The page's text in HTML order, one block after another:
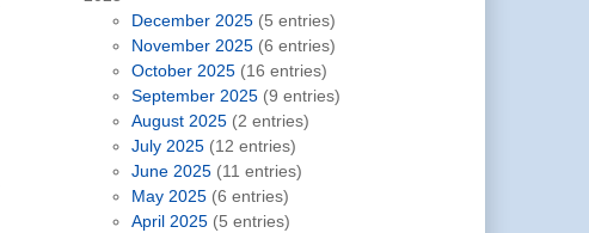
December 2025 (5 entries)
November 2025 (6 entries)
October 2025 (16 entries)
September 2025 (9 entries)
August 2025 (2 entries)
July 2025 (12 entries)
June 2025 (11 entries)
May 2025 (6 entries)
April 2025 (5 entries)